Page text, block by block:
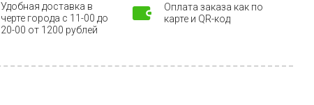
Удобная доставка в
черте города с 11-00 до
20-00 от 1200 рублей
Оплата заказа как по
карте и QR-код